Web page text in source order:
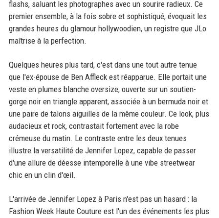
flashs, saluant les photographes avec un sourire radieux. Ce
premier ensemble, à la fois sobre et sophistiqué, évoquait les
grandes heures du glamour hollywoodien, un registre que JLo
maîtrise à la perfection.
Quelques heures plus tard, c'est dans une tout autre tenue
que l'ex-épouse de Ben Affleck est réapparue. Elle portait une
veste en plumes blanche oversize, ouverte sur un soutien-
gorge noir en triangle apparent, associée à un bermuda noir et
une paire de talons aiguilles de la même couleur. Ce look, plus
audacieux et rock, contrastait fortement avec la robe
crémeuse du matin. Le contraste entre les deux tenues
illustre la versatilité de Jennifer Lopez, capable de passer
d'une allure de déesse intemporelle à une vibe streetwear
chic en un clin d'œil.
L'arrivée de Jennifer Lopez à Paris n'est pas un hasard : la
Fashion Week Haute Couture est l'un des événements les plus